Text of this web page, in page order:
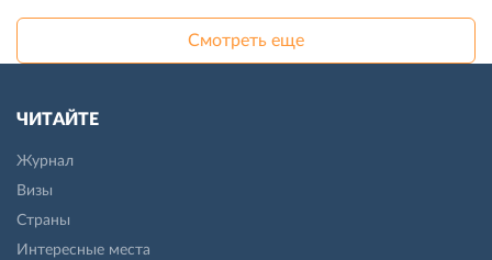
Смотреть еще
ЧИТАЙТЕ
Журнал
Визы
Страны
Интересные места